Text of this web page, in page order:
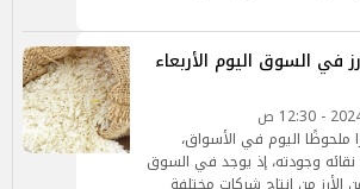
في السوق اليوم الأربعاء
ملحوظًا اليوم في الأسواق،
نقائه وجودته، إذ يوجد في السوق